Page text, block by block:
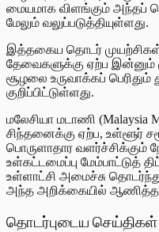
மையமாக விளங்கும் அந்தப்
மேலும் வலுப்படுத்தியுள்ளது.
இத்தகைய தொடர்
தேவைகளுக்கு ஏற்ப இன்னும்
சூழலை உருவாக்கப் பெரிதும்
குறிப்பிட்டுள்ளது.
மலேசியா மடாணி
சிந்தனைக்கு ஏற்ப, உள்ளூர்
பொருளாதார வளர்ச்சிக்கும்
உள்கட்டமைப்பு மேம்பாட்டுத்
உள்ளாட்சி அமைச்சு
அந்த அறிக்கையில்
தொடர்புடைய செய்திகள்